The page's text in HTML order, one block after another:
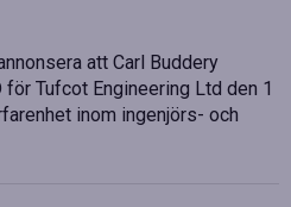
att Carl Buddery
Tufcot Engineering Ltd den 1
inom ingenjörs- och